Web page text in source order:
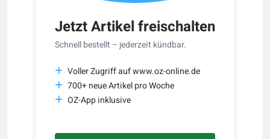
Jetzt Artikel freischalten
Schnell bestellt – jederzeit kündbar.
Voller Zugriff auf www.oz-online.de
700+ neue Artikel pro Woche
OZ-App inklusive